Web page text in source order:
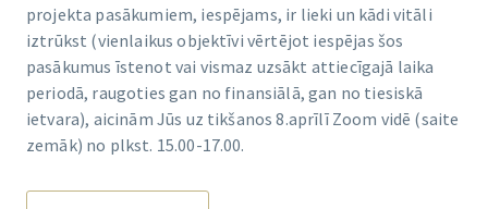
projekta pasākumiem, iespējams, ir lieki un kādi vitāli
iztrūkst (vienlaikus objektīvi vērtējot iespējas šos
pasākumus īstenot vai vismaz uzsākt attiecīgajā laika
periodā, raugoties gan no finansiālā, gan no tiesiskā
ietvara), aicinām Jūs uz tikšanos 8.aprīlī Zoom vidē (saite
zemāk) no plkst. 15.00-17.00.